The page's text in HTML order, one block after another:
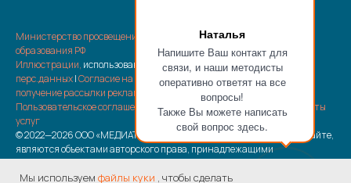
Наталья
Напишите Ваш контакт для
связи, и наши методисты
оперативно ответят на все
вопросы!
Также Вы можете написать
свой вопрос здесь.
Министерство просвещения РФ
Министерство науки и высшего
образования РФ
Иллюстрации, использованные на сайте | Политика обработки
перс.данных|Согласие на обработку перс.данных|Согласие на
получение рассылки рекламно-информационных материалов
Пользовательское соглашение
Отписка от рассылки
Возврат оплаты
услуг
© 2022—2026 ООО «МЕДИАТОР» Все материалы, размещенные на сайте,
являются объектами авторского права, принадлежащими
ООО «МЕДИАТОР»
Мы используем файлы куки , чтобы сделать